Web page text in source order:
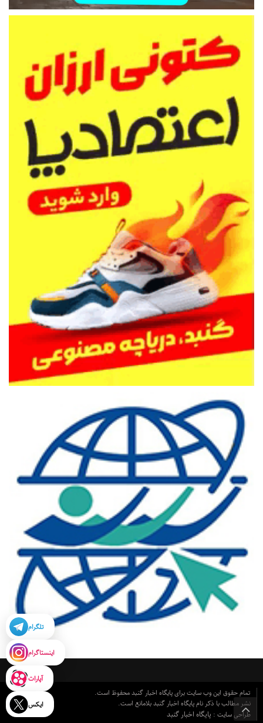
تمام حقوق این وب سایت برای پایگاه اخبار گنبد محفوظ است.
نشر مطالب با ذکر نام پایگاه اخبار گنبد بلامانع است.
طراحی سایت : پایگاه اخبار گنبد
تلگرام
اینستاگرام
آپارات
ایکس